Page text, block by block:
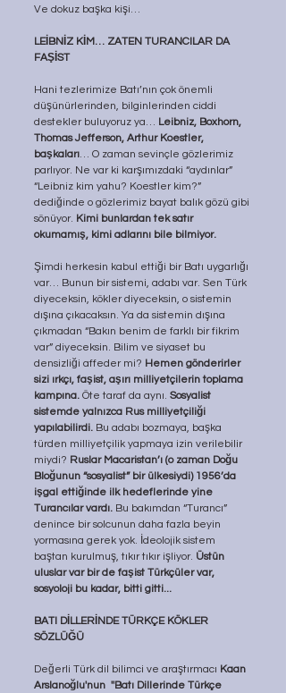
Ve dokuz başka kişi…
LEİBNİZ KİM… ZATEN TURANCILAR DA
FAŞİST
Hani tezlerimize Batı’nın çok önemli
düşünürlerinden, bilginlerinden ciddi
destekler buluyoruz ya… Leibniz, Boxhorn,
Thomas Jefferson, Arthur Koestler,
başkaları… O zaman sevinçle gözlerimiz
parlıyor. Ne var ki karşımızdaki “aydınlar”
“Leibniz kim yahu? Koestler kim?”
dediğinde o gözlerimiz bayat balık gözü gibi
sönüyor. Kimi bunlardan tek satır
okumamış, kimi adlarını bile bilmiyor.
Şimdi herkesin kabul ettiği bir Batı uygarlığı
var… Bunun bir sistemi, adabı var. Sen Türk
diyeceksin, kökler diyeceksin, o sistemin
dışına çıkacaksın. Ya da sistemin dışına
çıkmadan “Bakın benim de farklı bir fikrim
var” diyeceksin. Bilim ve siyaset bu
densizliği affeder mi? Hemen gönderirler
sizi ırkçı, faşist, aşırı milliyetçilerin toplama
kampına. Öte taraf da aynı. Sosyalist
sistemde yalnızca Rus milliyetçiliği
yapılabilirdi. Bu adabı bozmaya, başka
türden milliyetçilik yapmaya izin verilebilir
miydi? Ruslar Macaristan’ı (o zaman Doğu
Bloğunun “sosyalist” bir ülkesiydi) 1956’da
işgal ettiğinde ilk hedeflerinde yine
Turancılar vardı. Bu bakımdan “Turancı”
denince bir solcunun daha fazla beyin
yormasına gerek yok. İdeolojik sistem
baştan kurulmuş, tıkır tıkır işliyor. Üstün
uluslar var bir de faşist Türkçüler var,
sosyoloji bu kadar, bitti gitti...
BATI DİLLERİNDE TÜRKÇE KÖKLER
SÖZLÜĞÜ
Değerli Türk dil bilimci ve araştırmacı Kaan
Arslanoğlu'nun  ''Batı Dillerinde Türkçe